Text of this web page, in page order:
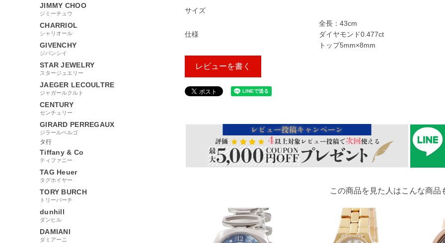
JIMMY CHOO
ジミーチュウ
CHARRIOL
シャリオール
GIVENCHY
ジバンシイ
STAR JEWELRY
スタージュエリー
JAEGER LECOULTRE
ジャガールクルト
CENTURY
センチュリー
GIRARD PERREGAUX
ジラールペルゴ
タ行
Tiffany & Co
ティファニー
TAG Heuer
タグホイヤー
TORY BURCH
トリーバーチ
dunhill
ダンヒル
DAMIANI
ダミアーニ
サイズ
仕様
全長：43cm
ダイヤモンド0.477ct
トップ5mm×8mm
レビューを書く
この商品を見た人はこんな商品